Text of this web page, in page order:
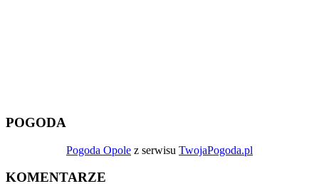
POGODA
Pogoda Opole z serwisu TwojaPogoda.pl
KOMENTARZE